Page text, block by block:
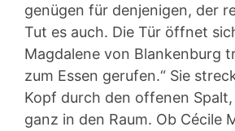
genügen für denjenigen, der
Tut es auch. Die Tür öffnet
Magdalene von Blankenburg
zum Essen gerufen.“ Sie
Kopf durch den offenen
ganz in den Raum. Ob Cécile